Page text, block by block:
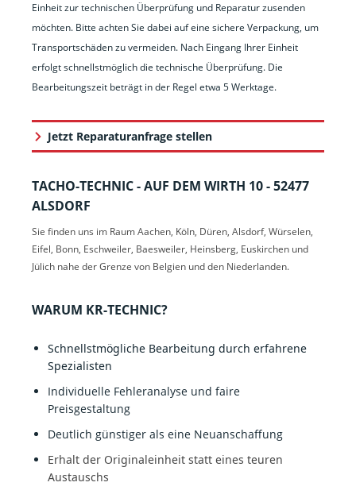
Einheit zur technischen Überprüfung und Reparatur zusenden
möchten. Bitte achten Sie dabei auf eine sichere Verpackung, um
Transportschäden zu vermeiden. Nach Eingang Ihrer Einheit
erfolgt schnellstmöglich die technische Überprüfung. Die
Bearbeitungszeit beträgt in der Regel etwa 5 Werktage.
Jetzt Reparaturanfrage stellen
TACHO-TECHNIC - AUF DEM WIRTH 10 - 52477
ALSDORF
Sie finden uns im Raum Aachen, Köln, Düren, Alsdorf, Würselen,
Eifel, Bonn, Eschweiler, Baesweiler, Heinsberg, Euskirchen und
Jülich nahe der Grenze von Belgien und den Niederlanden.
WARUM KR-TECHNIC?
Schnellstmögliche Bearbeitung durch erfahrene
Spezialisten
Individuelle Fehleranalyse und faire
Preisgestaltung
Deutlich günstiger als eine Neuanschaffung
Erhalt der Originaleinheit statt eines teuren
Austauschs